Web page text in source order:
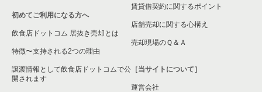
初めてご利用になる方へ
飲食店ドットコム 居抜き売却とは
特徴〜支持される2つの理由
譲渡情報として飲食店ドットコムで公
開されます
賃貸借契約に関するポイント
店舗売却に関する心構え
売却現場のＱ＆Ａ
［当サイトについて］
運営会社